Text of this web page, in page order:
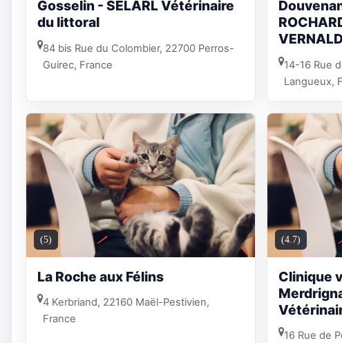
Gosselin - SELARL Vétérinaire
du littoral
84 bis Rue du Colombier, 22700 Perros-
Guirec, France
14-16 Rue
Langueux,
(5)
La Roche aux Félins
4 Kerbriand, 22160 Maël-Pestivien,
France
(4.7)
Clinique
16 Rue de